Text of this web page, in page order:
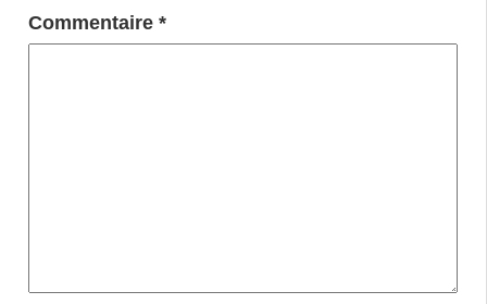
Commentaire *